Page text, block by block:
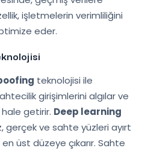
işletmelerin verimliliğini
eder.
teknolojisi ile
girişimlerini algılar ve
getirir. Deep learning
gerçek ve sahte yüzleri ayırt
üst düzeye çıkarır. Sahte